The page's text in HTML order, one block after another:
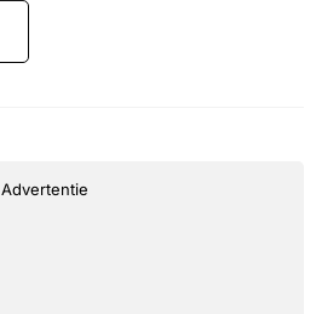
Advertentie